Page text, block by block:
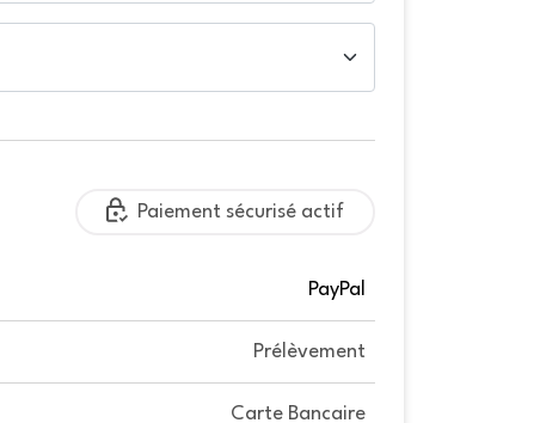
Paiement sécurisé actif
PayPal
Prélèvement
Carte Bancaire